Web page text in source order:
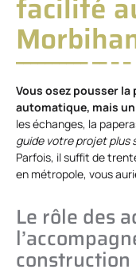
Vous osez pousser
automatique, mais
les échanges, la
guide votre projet plus
Parfois, il suffit de
en métropole, vous
Le rôle des
construction